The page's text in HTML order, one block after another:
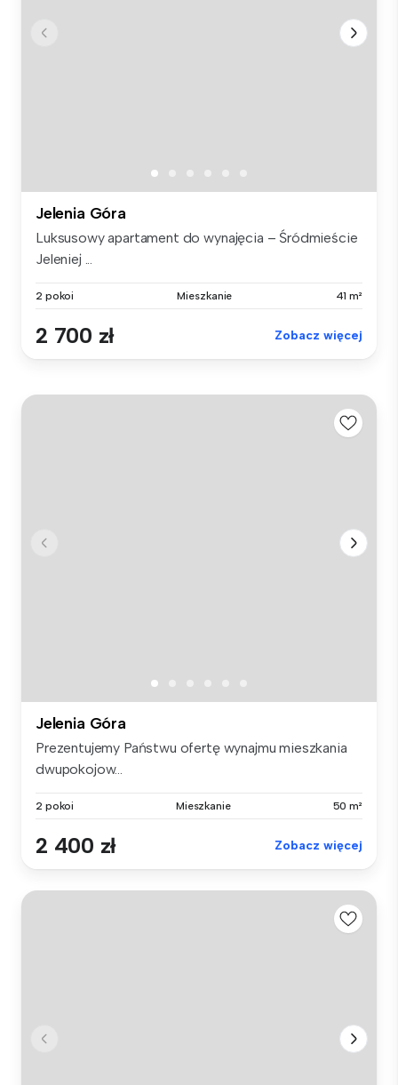
Jelenia Góra
Luksusowy apartament do wynajęcia – Śródmieście
Jeleniej ...
2 pokoi Mieszkanie 41 m²
2 700 zł Zobacz więcej
Jelenia Góra
Prezentujemy Państwu ofertę wynajmu mieszkania
dwupokojow...
2 pokoi Mieszkanie 50 m²
2 400 zł Zobacz więcej